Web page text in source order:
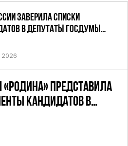
ЗАВЕРИЛА СПИСКИ
В ДЕПУТАТЫ ГОСДУМЫ
2026
«РОДИНА» ПРЕДСТАВИЛА
КАНДИДАТОВ В